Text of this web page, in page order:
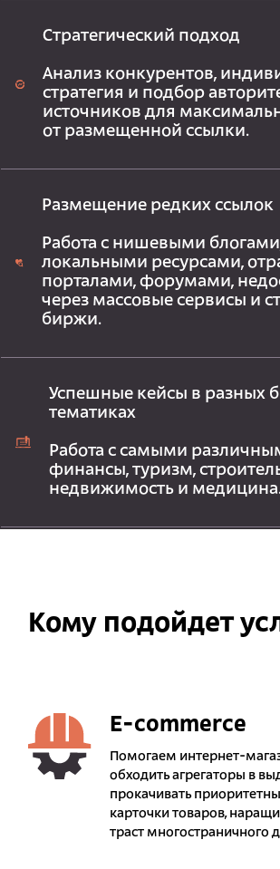
Стратегический подход
Анализ конкурентов,
стратегия и подбор
источников для
от размещенной ссылки.
Размещение редких ссылок
Работа с нишевыми
локальными ресурсами,
порталами, форумами,
через массовые сервисы и
биржи.
Успешные кейсы в разных
тематиках
Работа с самыми
финансы, туризм,
недвижимость и
Кому подойдет
E-commerce
Помогаем интернет-
обходить агрегаторы в
прокачивать
карточки товаров,
траст многостраничного